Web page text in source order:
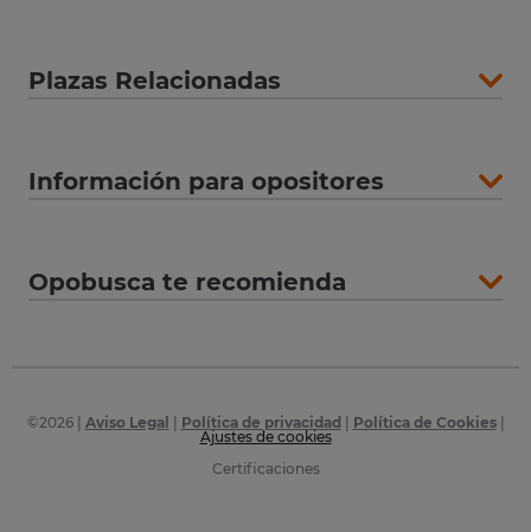
Plazas Relacionadas
Información para opositores
Opobusca te recomienda
©2026| Aviso Legal Política de privacidad Política de Cookies|
Ajustes de cookies
Certificaciones